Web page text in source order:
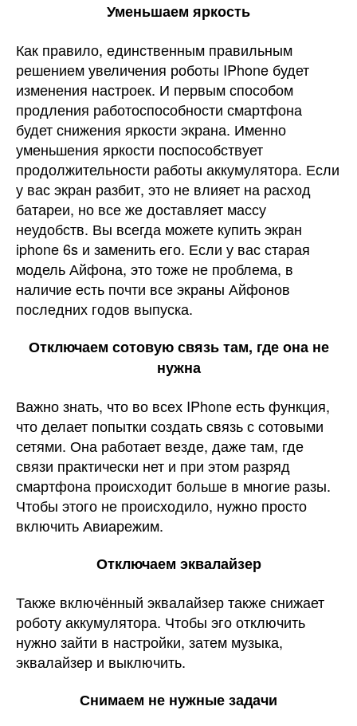
Уменьшаем яркость
Как правило, единственным правильным
решением увеличения роботы IPhone будет
изменения настроек. И первым способом
продления работоспособности смартфона
будет снижения яркости экрана. Именно
уменьшения яркости поспособствует
продолжительности работы аккумулятора. Если
у вас экран разбит, это не влияет на расход
батареи, но все же доставляет массу
неудобств. Вы всегда можете купить экран
iphone 6s и заменить его. Если у вас старая
модель Айфона, это тоже не проблема, в
наличие есть почти все экраны Айфонов
последних годов выпуска.
Отключаем сотовую связь там, где она не
нужна
Важно знать, что во всех IPhone есть функция,
что делает попытки создать связь с сотовыми
сетями. Она работает везде, даже там, где
связи практически нет и при этом разряд
смартфона происходит больше в многие разы.
Чтобы этого не происходило, нужно просто
включить Авиарежим.
Отключаем эквалайзер
Также включённый эквалайзер также снижает
роботу аккумулятора. Чтобы эго отключить
нужно зайти в настройки, затем музыка,
эквалайзер и выключить.
Снимаем не нужные задачи